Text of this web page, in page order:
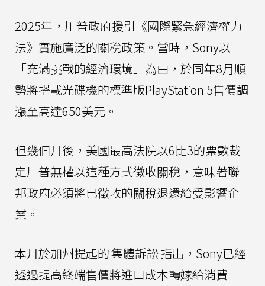
2025年，川普政府援引《國際緊急經濟權力
法》實施廣泛的關稅政策。當時，Sony以
「充滿挑戰的經濟環境」為由，於同年8月順
勢將搭載光碟機的標準版PlayStation 5售價調
漲至高達650美元。
但幾個月後，美國最高法院以6比3的票數裁
定川普無權以這種方式徵收關稅，意味著聯
邦政府必須將已徵收的關稅退還給受影響企
業。
本月於加州提起的集體訴訟指出，Sony已經
透過提高終端售價將進口成本轉嫁給消費